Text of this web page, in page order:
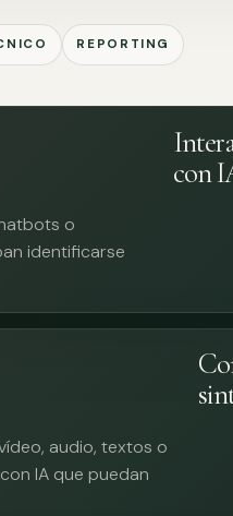
REPORTING
con
o
identificarse
audio, textos o
IA que puedan